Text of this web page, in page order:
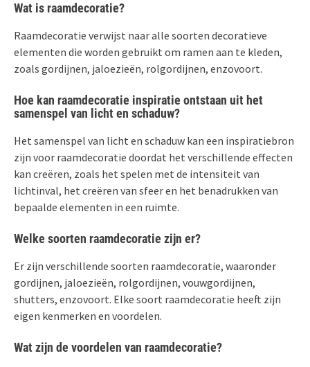
Wat is raamdecoratie?
Raamdecoratie verwijst naar alle soorten decoratieve
elementen die worden gebruikt om ramen aan te kleden,
zoals gordijnen, jaloezieën, rolgordijnen, enzovoort.
Hoe kan raamdecoratie inspiratie ontstaan uit het
samenspel van licht en schaduw?
Het samenspel van licht en schaduw kan een inspiratiebron
zijn voor raamdecoratie doordat het verschillende effecten
kan creëren, zoals het spelen met de intensiteit van
lichtinval, het creëren van sfeer en het benadrukken van
bepaalde elementen in een ruimte.
Welke soorten raamdecoratie zijn er?
Er zijn verschillende soorten raamdecoratie, waaronder
gordijnen, jaloezieën, rolgordijnen, vouwgordijnen,
shutters, enzovoort. Elke soort raamdecoratie heeft zijn
eigen kenmerken en voordelen.
Wat zijn de voordelen van raamdecoratie?